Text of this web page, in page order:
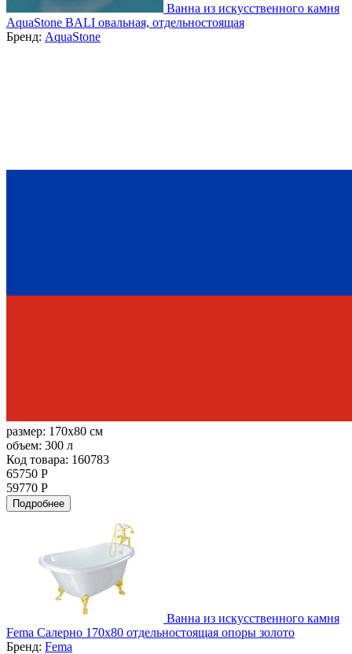
Ванна из искусственного камня
AquaStone BALI овальная, отдельностоящая
Бренд: AquaStone
размер: 170x80 см
объем: 300 л
Код товара: 160783
65750 Р
59770 Р
Подробнее
Ванна из искусственного камня
Fema Салерно 170x80 отдельностоящая опоры золото
Бренд: Fema